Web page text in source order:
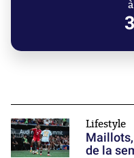
Lifestyle
Maillots,
de la